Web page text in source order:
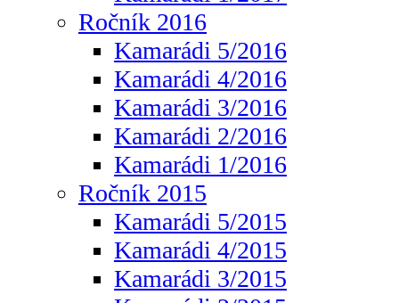
Ročník 2016
Kamarádi 5/2016
Kamarádi 4/2016
Kamarádi 3/2016
Kamarádi 2/2016
Kamarádi 1/2016
Ročník 2015
Kamarádi 5/2015
Kamarádi 4/2015
Kamarádi 3/2015